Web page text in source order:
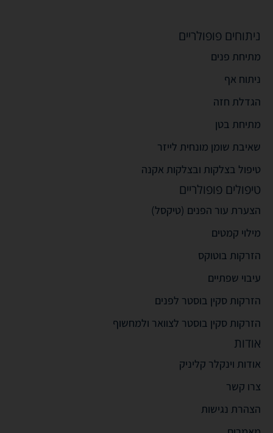
ניתוחים פופולריים
מתיחת פנים
ניתוח אף
הגדלת חזה
מתיחת בטן
שאיבת שומן מונחית לייזר
טיפול בצלקות ובצלקות אקנה
טיפולים פופולריים
הצערת עור הפנים (טיקסל)
מילוי קמטים
הזרקות בוטוקס
עיבוי שפתיים
הזרקות סקין בוסטר לפנים
הזרקות סקין בוסטר לצוואר ולמחשוף
אודות
אודות וינקלר קליניק
צרו קשר
הצהרת נגישות